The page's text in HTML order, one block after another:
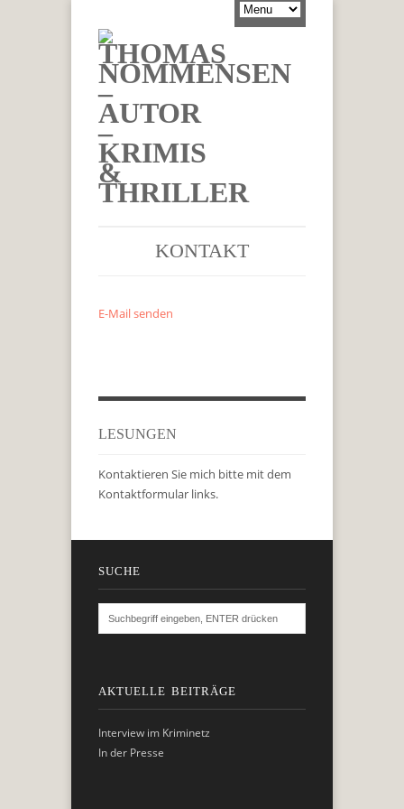
KONTAKT
E-Mail senden
LESUNGEN
Kontaktieren Sie mich bitte mit dem
Kontaktformular links.
SUCHE
AKTUELLE BEITRÄGE
Interview im Kriminetz
In der Presse